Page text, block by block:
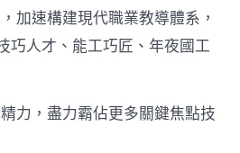
加速構建現代職業教導體系，
巧人才、能工巧匠、年夜國工
力，盡力霸佔更多關鍵焦點技